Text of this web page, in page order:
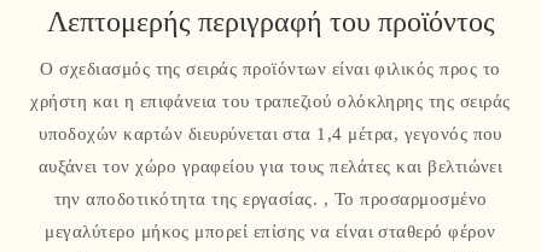
Λεπτομερής περιγραφή του προϊόντος
Ο σχεδιασμός της σειράς προϊόντων είναι φιλικός προς το
χρήστη και η επιφάνεια του τραπεζιού ολόκληρης της σειράς
υποδοχών καρτών διευρύνεται στα 1,4 μέτρα, γεγονός που
αυξάνει τον χώρο γραφείου για τους πελάτες και βελτιώνει
την αποδοτικότητα της εργασίας. , Το προσαρμοσμένο
μεγαλύτερο μήκος μπορεί επίσης να είναι σταθερό φέρον